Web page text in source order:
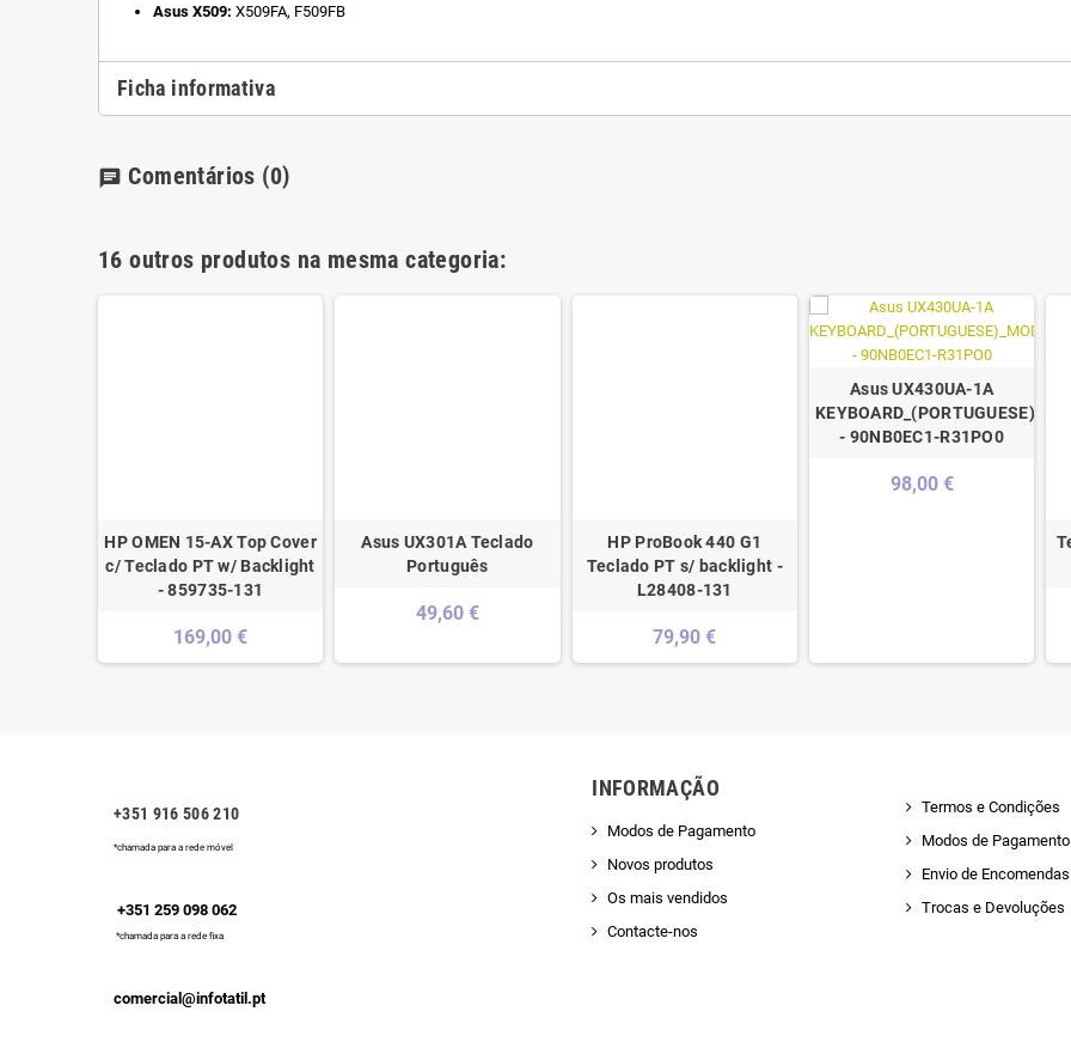
Asus X509: X509FA, F509FB
Ficha informativa
chat Comentários (0)
16 outros produtos na mesma categoria:
HP OMEN 15-AX Top Cover
c/ Teclado PT w/ Backlight
- 859735-131
169,00 €
Asus UX301A Teclado
Português
49,60 €
HP ProBook 440 G1
Teclado PT s/ backlight -
L28408-131
79,90 €
Asus UX430UA-1A
- 90NB0EC1-R31PO0
98,00 €
+351 916 506 210
*chamada para a rede móvel
+351 259 098 062
*chamada para a rede fixa
comercial@infotatil.pt
INFORMAÇÃO
Modos de Pagamento
Novos produtos
Os mais vendidos
Contacte-nos
Termos e Condições
Modos de Pagamento
Envio de
Trocas e Devoluções